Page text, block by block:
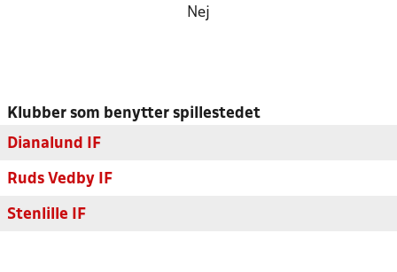
Nej
Klubber som benytter spillestedet
Dianalund IF
Ruds Vedby IF
Stenlille IF